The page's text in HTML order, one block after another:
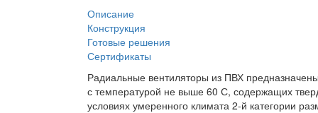
Описание
Конструкция
Готовые решения
Сертификаты
Радиальные вентиляторы из ПВХ
с температурой не выше 60 С, содержащих
условиях умеренного климата 2-й категории